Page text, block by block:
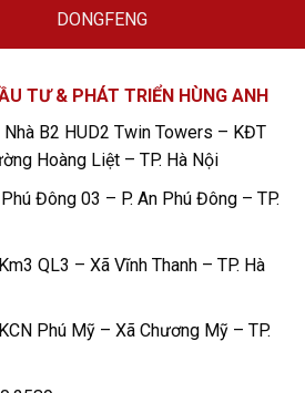
TƯ & PHÁT TRIỂN HÙNG ANH
B2 HUD2 Twin Towers – KĐT
Hoàng Liệt – TP. Hà Nội
Đông 03 – P. An Phú Đông – TP.
QL3 – Xã Vĩnh Thanh – TP. Hà
Phú Mỹ – Xã Chương Mỹ – TP.